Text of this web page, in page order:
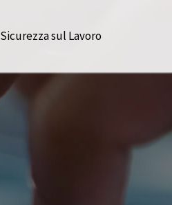
Sicurezza sul Lavoro